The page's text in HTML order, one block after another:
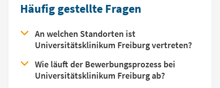
Häufig gestellte Fragen
An welchen Standorten ist
Universitätsklinikum Freiburg vertreten?
Wie läuft der Bewerbungsprozess bei
Universitätsklinikum Freiburg ab?